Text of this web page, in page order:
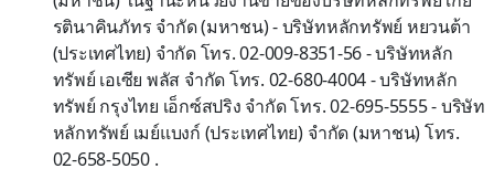
รตินาคินภัทร จำกัด (มหาชน) - บริษัทหลักทรัพย์ หยวนต้า
(ประเทศไทย) จำกัด โทร. 02-009-8351-56 - บริษัทหลัก
ทรัพย์ เอเซีย พลัส จำกัด โทร. 02-680-4004 - บริษัทหลัก
ทรัพย์ กรุงไทย เอ็กซ์สปริง จำกัด โทร. 02-695-5555 - บริษัท
หลักทรัพย์ เมย์แบงก์ (ประเทศไทย) จำกัด (มหาชน) โทร.
02-658-5050 .